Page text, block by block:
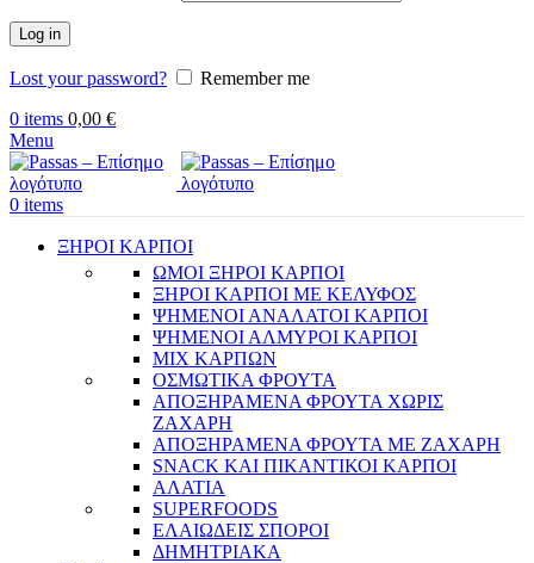
Log in
Lost your password?
Remember me
0 items 0,00 €
Menu
0 items
ΞΗΡΟΙ ΚΑΡΠΟΙ
ΩΜΟΙ ΞΗΡΟΙ ΚΑΡΠΟΙ
ΞΗΡΟΙ ΚΑΡΠΟΙ ΜΕ ΚΕΛΥΦΟΣ
ΨΗΜΕΝΟΙ ΑΝΑΛΑΤΟΙ ΚΑΡΠΟΙ
ΨΗΜΕΝΟΙ ΑΛΜΥΡΟΙ ΚΑΡΠΟΙ
MIX ΚΑΡΠΩΝ
ΟΣΜΩΤΙΚΑ ΦΡΟΥΤΑ
ΑΠΟΞΗΡΑΜΕΝΑ ΦΡΟΥΤΑ ΧΩΡΙΣ
ΖΑΧΑΡΗ
ΑΠΟΞΗΡΑΜΕΝΑ ΦΡΟΥΤΑ ΜΕ ΖΑΧΑΡΗ
SNACK ΚΑΙ ΠΙΚΑΝΤΙΚΟΙ ΚΑΡΠΟΙ
ΑΛΑΤΙΑ
SUPERFOODS
ΕΛΑΙΩΔΕΙΣ ΣΠΟΡΟΙ
ΔΗΜΗΤΡΙΑΚΑ